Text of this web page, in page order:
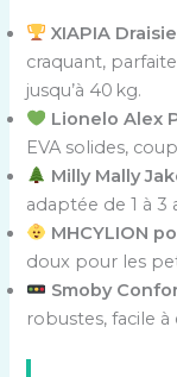
XIAPIA
craquant,
jusqu’à 40 kg.
Lionelo Alex
EVA solides,
Milly Mally
adaptée de 1 à 3
MHCYLION
doux pour les
Smoby
robustes, facile